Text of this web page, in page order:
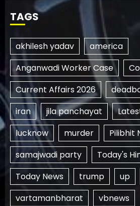
TAGS
akhilesh yadav
america
Anganwadi Worker Case
Current Affairs 2026
iran
jila panchayat
lucknow
murder Pilibhit
samajwadi party
Today's
Today News
trump up
vartamanbharat
vbnews